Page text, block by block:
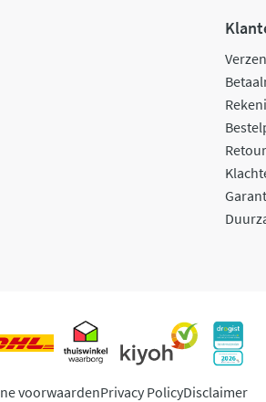
voorwaardenPrivacy PolicyDisclaimer